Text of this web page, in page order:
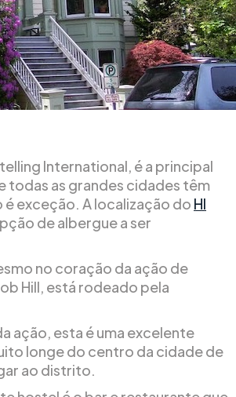
International, é a principal
todas as grandes cidades têm
é exceção. A localização do HI
de albergue a ser
no coração da ação de
Hill, está rodeado pela
ação, esta é uma excelente
longe do centro da cidade de
ao distrito.